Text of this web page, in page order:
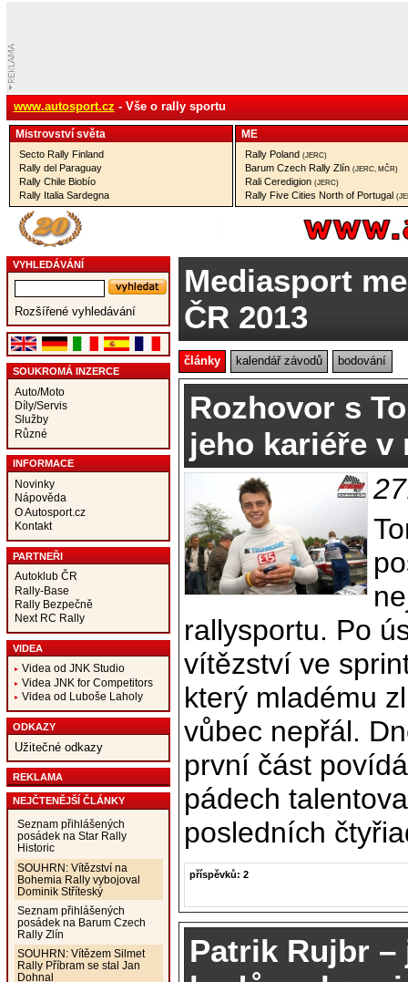
www.autosport.cz - Vše o rally sportu
Mistrovství­ světa
Secto Rally Finland
Rally del Paraguay
Rally Chile Biobío
Rally Italia Sardegna
ME
Rally Poland (JERC)
Barum Czech Rally Zlín (JERC, MČR)
Rali Ceredigion (JERC)
Rally Five Cities North of Portugal
VYHLEDÁVÁNÍ
Rozšířené vyhledávání
SOUKROMÁ INZERCE
Auto/Moto
Díly/Servis
Služby
Různé
INFORMACE
Novinky
Nápověda
O Autosport.cz
Kontakt
PARTNEŘI
Autoklub ČR
Rally-Base
Rally Bezpečně
Next RC Rally
VIDEA
Videa od JNK Studio
Videa JNK for Competitors
Videa od Luboše Laholy
ODKAZY
Užitečné odkazy
REKLAMA
NEJČTENĚJŠÍ ČLÁNKY
Seznam přihlášených
posádek na Star Rally
Historic
SOUHRN: Vítězství na
Bohemia Rally vybojoval
Dominik Stříteský
Seznam přihlášených
posádek na Barum Czech
Rally Zlín
SOUHRN: Vítězem Silmet
Rally Příbram se stal Jan
Dohnal
Mediasport
ČR 2013
články kalendář závodů bodování
Rozhovor s
jeho kariéře v
rallysportu. Po
vítězství ve
který mladému
vůbec nepřál.
první část
pádech
posledních
příspěvků: 2
Patrik Rujbr